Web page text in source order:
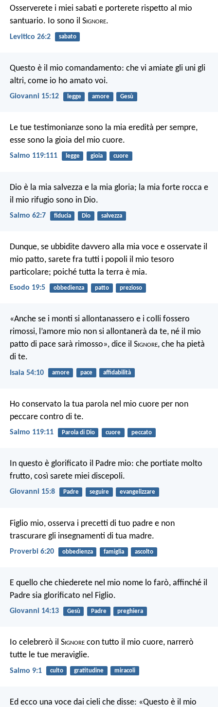
Osserverete i miei sabati e porterete rispetto al mio
santuario. Io sono il Signore.
Levitico 26:2 sabato
Questo è il mio comandamento: che vi amiate gli uni gli
altri, come io ho amato voi.
Giovanni 15:12 legge amore Gesù
Le tue testimonianze sono la mia eredità per sempre,
esse sono la gioia del mio cuore.
Salmo 119:111 legge gioia cuore
Dio è la mia salvezza e la mia gloria; la mia forte rocca e
il mio rifugio sono in Dio.
Salmo 62:7 fiducia Dio salvezza
Dunque, se ubbidite davvero alla mia voce e osservate il
mio patto, sarete fra tutti i popoli il mio tesoro
particolare; poiché tutta la terra è mia.
Esodo 19:5 obbedienza patto prezioso
«Anche se i monti si allontanassero e i colli fossero
rimossi, l’amore mio non si allontanerà da te, né il mio
patto di pace sarà rimosso», dice il Signore, che ha pietà
di te.
Isaia 54:10 amore pace affidabilità
Ho conservato la tua parola nel mio cuore per non
peccare contro di te.
Salmo 119:11 Parola di Dio cuore peccato
In questo è glorificato il Padre mio: che portiate molto
frutto, così sarete miei discepoli.
Giovanni 15:8 Padre seguire evangelizzare
Figlio mio, osserva i precetti di tuo padre e non
trascurare gli insegnamenti di tua madre.
Proverbi 6:20 obbedienza famiglia ascolto
E quello che chiederete nel mio nome lo farò, affinché il
Padre sia glorificato nel Figlio.
Giovanni 14:13 Gesù Padre preghiera
Io celebrerò il Signore con tutto il mio cuore, narrerò
tutte le tue meraviglie.
Salmo 9:1 culto gratitudine miracoli
Ed ecco una voce dai cieli che disse: «Questo è il mio